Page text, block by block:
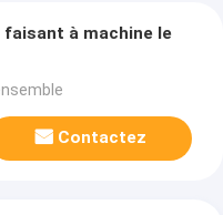
à machine le
Contactez